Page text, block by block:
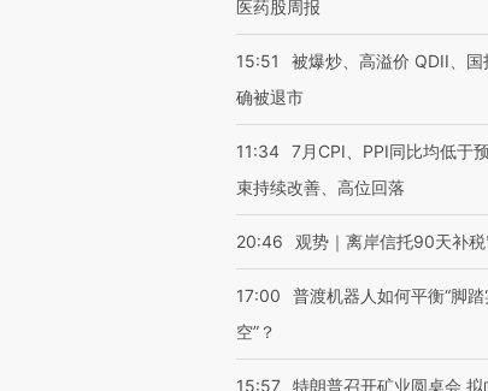
医药股周报
15:51
被爆炒、高溢价 QDII、国
确被退市
11:34 7月CPI、PPI同比均低于
束持续改善、高位回落
20:46 观势｜离岸信托90天补
17:00
普渡机器人如何平衡“脚踏
空”？
15:57 特朗普召开矿业圆桌会 拟